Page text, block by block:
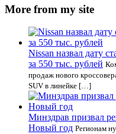
More from my site
Nissan назвал дату
за 550 тыс. рублей
продаж нового
SUV в линейке […]
Минздрав призвал
Новый год Регионам